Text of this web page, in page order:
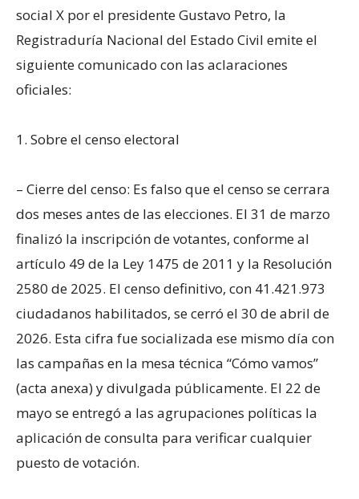
social X por el presidente Gustavo Petro, la
Registraduría Nacional del Estado Civil emite el
siguiente comunicado con las aclaraciones
oficiales:
1. Sobre el censo electoral
– Cierre del censo: Es falso que el censo se cerrara
dos meses antes de las elecciones. El 31 de marzo
finalizó la inscripción de votantes, conforme al
artículo 49 de la Ley 1475 de 2011 y la Resolución
2580 de 2025. El censo definitivo, con 41.421.973
ciudadanos habilitados, se cerró el 30 de abril de
2026. Esta cifra fue socializada ese mismo día con
las campañas en la mesa técnica “Cómo vamos”
(acta anexa) y divulgada públicamente. El 22 de
mayo se entregó a las agrupaciones políticas la
aplicación de consulta para verificar cualquier
puesto de votación.